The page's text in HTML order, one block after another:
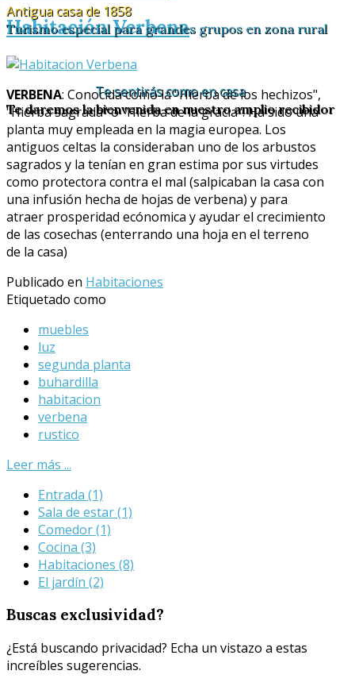
Antigua casa de 1858
Turismo especial para grandes grupos en zona rural
Te sentirás como en casa
Te daremos la bienvenida en nuestro amplio recibidor
Habitación Verbena
VERBENA: Conocida como la "Hierba de los hechizos",
"Hierba sagrada" o "Hierba de la gracia". Ha sido una
planta muy empleada en la magia europea. Los
antiguos celtas la consideraban uno de los arbustos
sagrados y la tenían en gran estima por sus virtudes
como protectora contra el mal (salpicaban la casa con
una infusión hecha de hojas de verbena) y para
atraer prosperidad ecónomica y ayudar el crecimiento
de las cosechas (enterrando una hoja en el terreno
de la casa)
Publicado en Habitaciones
Etiquetado como
muebles
luz
segunda planta
buhardilla
habitacion
verbena
rustico
Leer más ...
Entrada (1)
Sala de estar(1)
Comedor(1)
Cocina (3)
Habitaciones (8)
El jardín (2)
Buscas exclusividad?
¿Está buscando privacidad? Echa un vistazo a estas
increíbles sugerencias.